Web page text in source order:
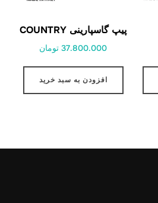
پیپ گاسپارینی COUNTRY
37.800.000 تومان
افزودن به سبد خرید